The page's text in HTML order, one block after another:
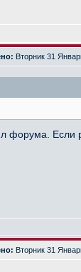
Вторник 31
форума. Если
Вторник 31